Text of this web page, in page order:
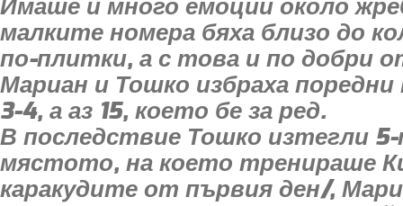
Имаше и много емоции около
малките номера бяха близо до
по-плитки, а с това и по добри
Мариан и Тошко избраха
3-4, а аз 15, което бе за ред.
В последствие Тошко изтегли
мястото, на което тренираше
каракудите от първия ден/,